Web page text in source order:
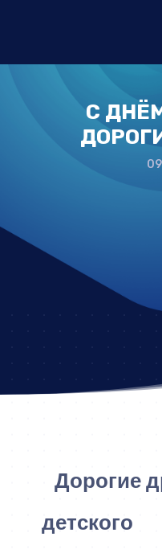
С
Дорогие